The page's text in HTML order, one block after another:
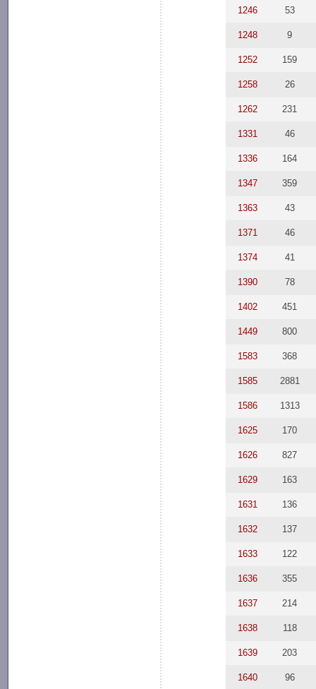
1246 53
1248 9
1252 159
1258 26
1262 231
1331 46
1336 164
1347 359
1363 43
1371 46
1374 41
1390 78
1402 451
1449 800
1583 368
1585 2881
1586 1313
1625 170
1626 827
1629 163
1631 136
1632 137
1633 122
1636 355
1637 214
1638 118
1639 203
1640 96